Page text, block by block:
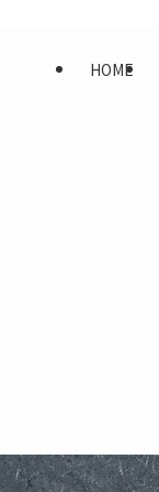
HOME